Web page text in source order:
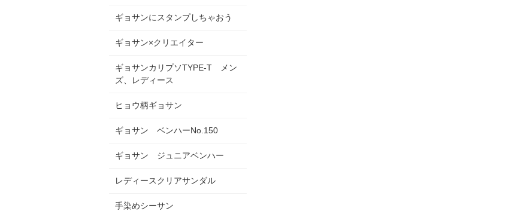
ギョサンにスタンプしちゃおう
ギョサン×クリエイター
ギョサンカリプソTYPE-T メン
ズ、レディース
ヒョウ柄ギョサン
ギョサン ベンハーNo.150
ギョサン ジュニアベンハー
レディースクリアサンダル
手染めシーサン